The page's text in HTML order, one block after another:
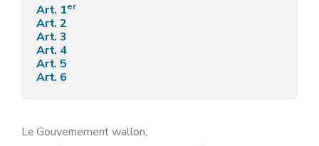
Art. 1er
Art. 2
Art. 3
Art. 4
Art. 5
Art. 6
Le Gouvernement wallon,